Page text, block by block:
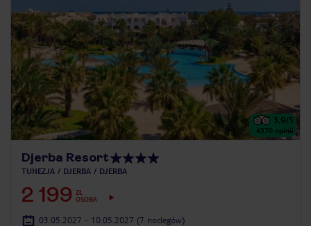
3.9/5
4370 opinii
Djerba Resort
TUNEZJA DJERBA DJERBA
2 199 ZŁ
OSOBA
03.05.2027 - 10.05.2027 (7 noclegów)